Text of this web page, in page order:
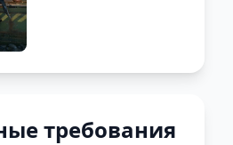
требования